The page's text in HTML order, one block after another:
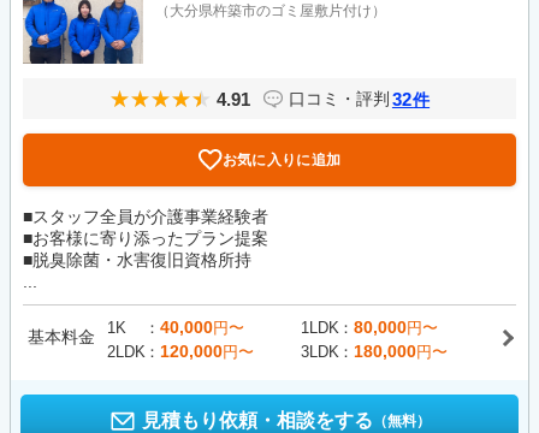
（大分県杵築市のゴミ屋敷片付け）
4.91 口コミ・評判 32件
お気に入りに追加
■スタッフ全員が介護事業経験者
■お客様に寄り添ったプラン提案
■脱臭除菌・水害復旧資格所持
基本料金 1K 40,000円〜 1LDK 80,000円〜
2LDK
120,000円〜 3LDK 180,000円〜
見積もり依頼・相談をする （無料）